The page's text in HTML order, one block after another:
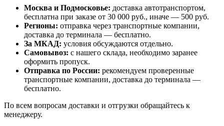
Москва и Подмосковье: доставка автотранспортом,
бесплатна при заказе от 30 000 руб., иначе — 500 руб.
Регионы: отправка через транспортные компании,
доставка до терминала — бесплатно.
За МКАД: условия обсуждаются отдельно.
Самовывоз: с нашего склада, необходимо заранее
оформить пропуск.
Отправка по России: рекомендуем проверенные
транспортные компании, доставка до терминала —
бесплатно.
По всем вопросам доставки и отгрузки обращайтесь к
менеджеру.